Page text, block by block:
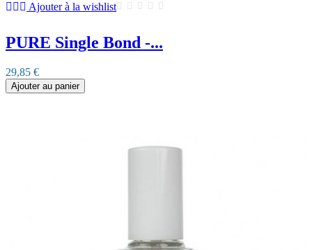
Ajouter à la wishlist
PURE Single Bond -...
29,85 €
Ajouter au panier